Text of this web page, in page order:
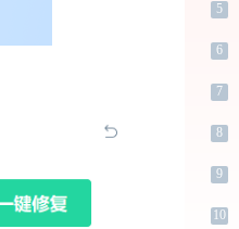
5
6
7
8
9
10